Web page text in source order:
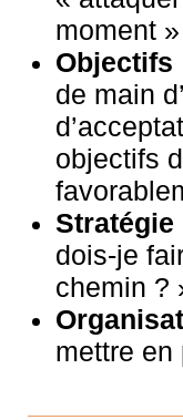
moment »
Objectifs
de main
objectifs
Stratégie
dois-je
chemin ?
mettre en